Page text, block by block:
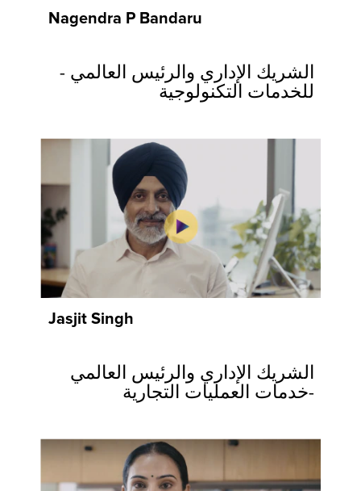
Nagendra P Bandaru
الشريك الإداري والرئيس العالمي -
للخدمات التكنولوجية
Jasjit Singh
الشريك الإداري والرئيس العالمي
-خدمات العمليات التجارية